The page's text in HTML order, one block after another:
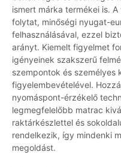
ismert márka termékei is.
folytat, minőségi nyugat-
felhasználásával, ezzel
arányt. Kiemelt figyelmet
igényeinek szakszerű
szempontok és személyes
figyelembevételével.
nyomáspont-érzékelő
legmegfelelőbb matrac
raktárkészlettel és
rendelkezik, így mindenki
megoldást.